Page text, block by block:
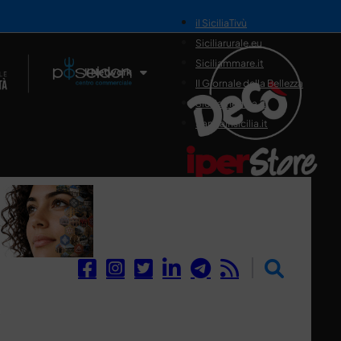
Il Network
il SiciliaTivù
Siciliarurale.eu
Siciliammare.it
Il Giornale della Bellezza
Siciliamedica.it
Sanitainsicilia.it